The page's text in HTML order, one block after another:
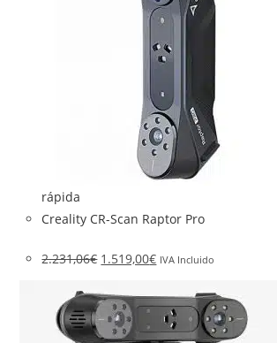
rápida
Creality CR-Scan Raptor Pro
2.231,06€ 1.519,00€ IVA Incluido